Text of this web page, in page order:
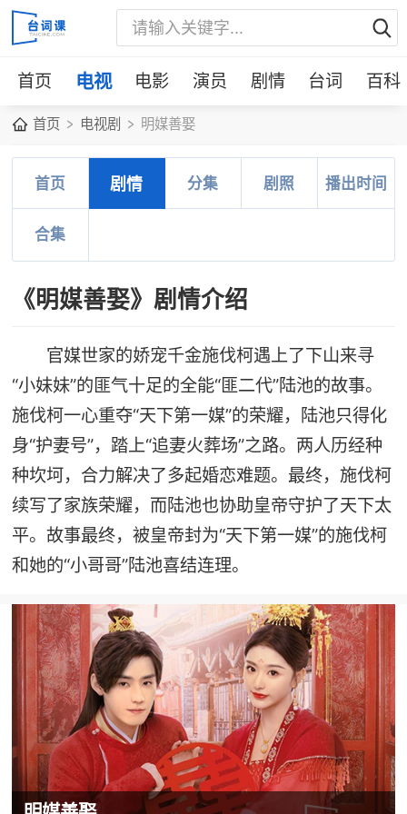
首页 电视 电影 演员 剧情 台词 百科
首页 电视剧 明媒善娶
首页 剧情 分集 剧照 播出时间
合集
《明媒善娶》剧情介绍
官媒世家的娇宠千金施伐柯遇上了下山来寻
“小妹妹”的匪气十足的全能“匪二代”陆池的故事。
施伐柯一心重夺“天下第一媒”的荣耀，陆池只得化
身“护妻号”，踏上“追妻火葬场”之路。两人历经种
种坎坷，合力解决了多起婚恋难题。最终，施伐柯
续写了家族荣耀，而陆池也协助皇帝守护了天下太
平。故事最终，被皇帝封为“天下第一媒”的施伐柯
和她的“小哥哥”陆池喜结连理。